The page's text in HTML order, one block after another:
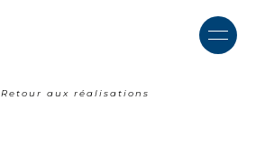
Retour aux réalisations